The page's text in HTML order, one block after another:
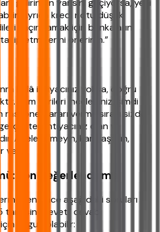
gelirinizin yarısını geçiyorsa, yeni
Ayrıca kredi notu düşük
kaçırmamak için bankaların
takip etmelerini öneririm.”
hâlâ ihtiyacınız yoksa, doğru
Tüm verileri incelediniz, şimdi
rasyonel kararı verme sırası sizde.
ihtiyacınız olan ve
Acele etmeyin, karşılaştırın,
Son Değerlendirme
önce aşağıdaki soruları
tanesine “evet” cevabı
için uygun olabilir: